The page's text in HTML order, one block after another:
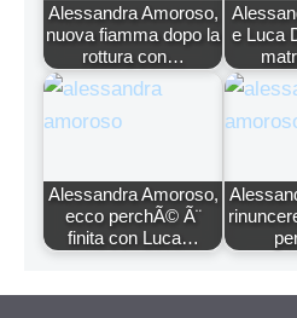
Alessandra Amoroso,
nuova fiamma dopo la
rottura con…
e Luca
Alessandra Amoroso,
ecco perchÃ© Ã¨
finita con Luca…